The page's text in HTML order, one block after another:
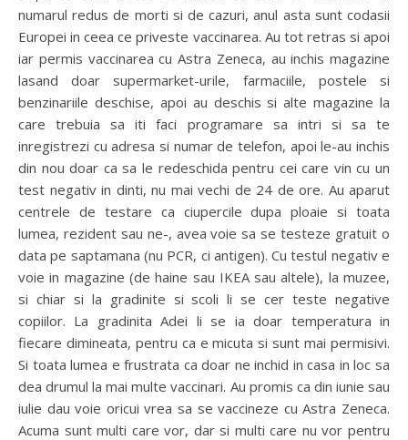
numarul redus de morti si de cazuri, anul asta sunt codasii
Europei in ceea ce priveste vaccinarea. Au tot retras si apoi
iar permis vaccinarea cu Astra Zeneca, au inchis magazine
lasand doar supermarket-urile, farmaciile, postele si
benzinariile deschise, apoi au deschis si alte magazine la
care trebuia sa iti faci programare sa intri si sa te
inregistrezi cu adresa si numar de telefon, apoi le-au inchis
din nou doar ca sa le redeschida pentru cei care vin cu un
test negativ in dinti, nu mai vechi de 24 de ore. Au aparut
centrele de testare ca ciupercile dupa ploaie si toata
lumea, rezident sau ne-, avea voie sa se testeze gratuit o
data pe saptamana (nu PCR, ci antigen). Cu testul negativ e
voie in magazine (de haine sau IKEA sau altele), la muzee,
si chiar si la gradinite si scoli li se cer teste negative
copiilor. La gradinita Adei li se ia doar temperatura in
fiecare dimineata, pentru ca e micuta si sunt mai permisivi.
Si toata lumea e frustrata ca doar ne inchid in casa in loc sa
dea drumul la mai multe vaccinari. Au promis ca din iunie sau
iulie dau voie oricui vrea sa se vaccineze cu Astra Zeneca.
Acuma sunt multi care vor, dar si multi care nu vor pentru